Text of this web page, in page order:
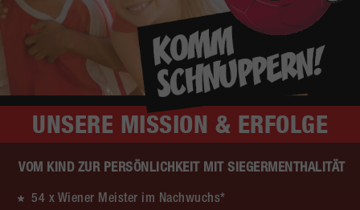
UNSERE MISSION & ERFOLGE
VOM KIND ZUR PERSÖNLICHKEIT MIT SIEGERMENTHALITÄT
54 x Wiener Meister im Nachwuchs*